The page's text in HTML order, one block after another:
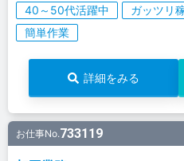
40～50代活躍中
ガッツリ
簡単作業
詳細をみる
お仕事No.733119